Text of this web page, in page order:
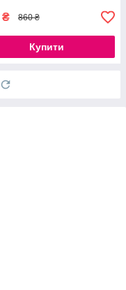
₴ 860 ₴
Купити